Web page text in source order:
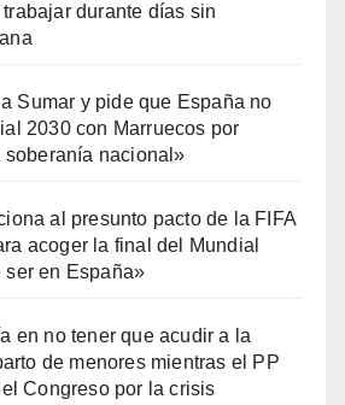
durante días sin
Sumar y pide que España no
2030 con Marruecos por
soberanía nacional»
al presunto pacto de la FIFA
acoger la final del Mundial
ser en España»
en no tener que acudir a la
de menores mientras el PP
Congreso por la crisis